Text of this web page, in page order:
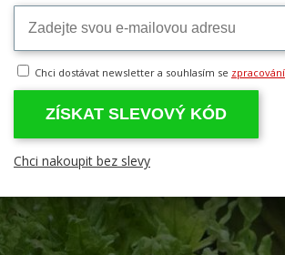
Chci dostávat newsletter a souhlasím se
ZÍSKAT SLEVOVÝ KÓD
Chci nakoupit bez slevy